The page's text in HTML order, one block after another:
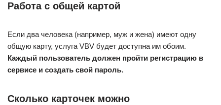
Работа с общей картой
Если два человека (например, муж и жена) имеют одну
общую карту, услуга VBV будет доступна им обоим.
Каждый пользователь должен пройти регистрацию в
сервисе и создать свой пароль.
Сколько карточек можно